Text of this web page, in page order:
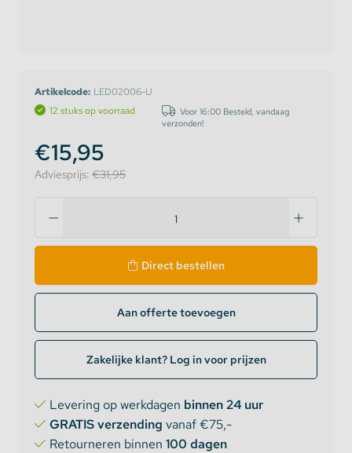
Artikelcode: LED02006-U
12 stuks op voorraad
Voor 16:00 Besteld, vandaag
verzonden!
€15,95
Adviesprijs: €31,95
Direct bestellen
Aan offerte toevoegen
Zakelijke klant? Log in voor prijzen
Levering op werkdagen binnen 24 uur
GRATIS verzending vanaf €75,-
Retourneren binnen 100 dagen